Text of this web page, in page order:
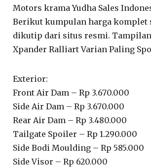
Motors krama Yudha Sales
Berikut kumpulan harga komplet
dikutip dari situs resmi.
Xpander Ralliart Varian Paling
Exterior:
Front Air Dam – Rp 3.670.000
Side Air Dam – Rp 3.670.000
Rear Air Dam – Rp 3.480.000
Tailgate Spoiler – Rp 1.290.000
Side Bodi Moulding – Rp 585.000
Side Visor – Rp 620.000